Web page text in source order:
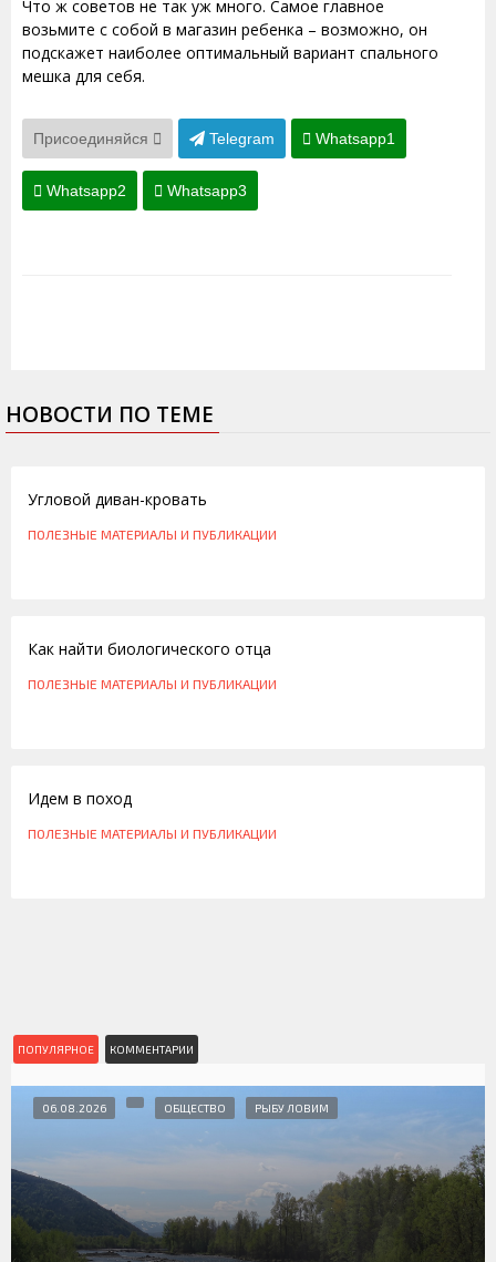
Что ж советов не так уж много. Самое главное
возьмите с собой в магазин ребенка – возможно, он
подскажет наиболее оптимальный вариант спального
мешка для себя.
Присоединяйся Telegram Whatsapp1
Whatsapp2 Whatsapp3
НОВОСТИ ПО ТЕМЕ
Угловой диван-кровать
ПОЛЕЗНЫЕ МАТЕРИАЛЫ И ПУБЛИКАЦИИ
Как найти биологического отца
ПОЛЕЗНЫЕ МАТЕРИАЛЫ И ПУБЛИКАЦИИ
Идем в поход
ПОЛЕЗНЫЕ МАТЕРИАЛЫ И ПУБЛИКАЦИИ
ПОПУЛЯРНОЕ КОММЕНТАРИИ
06.08.2026 ОБЩЕСТВО РЫБУ ЛОВИМ